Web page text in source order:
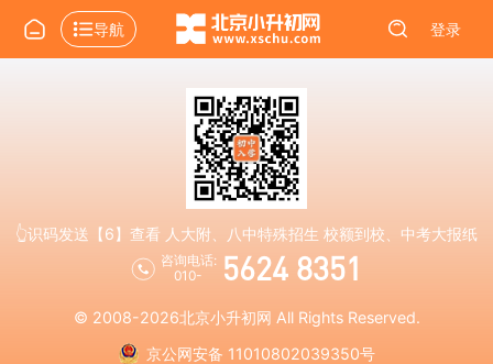
导航 登录
👆识码发送【6】查看 人大附、八中特殊招生 校额到校、中考大报纸
咨询电话:
010-
5624 8351
© 2008-2026北京小升初网 All Rights Reserved.
京公网安备 11010802039350号